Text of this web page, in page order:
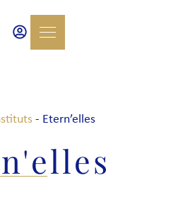
- Etern’elles